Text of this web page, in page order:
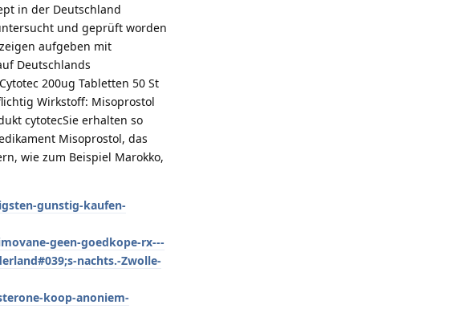
in der Deutschland
und geprüft worden
aufgeben mit
Deutschlands
200ug Tabletten 50 St
Wirkstoff: Misoprostol
cytotecSie erhalten so
Misoprostol, das
wie zum Beispiel Marokko,
gunstig-kaufen-
geen-goedkope-rx---
nachts.-Zwolle-
koop-anoniem-